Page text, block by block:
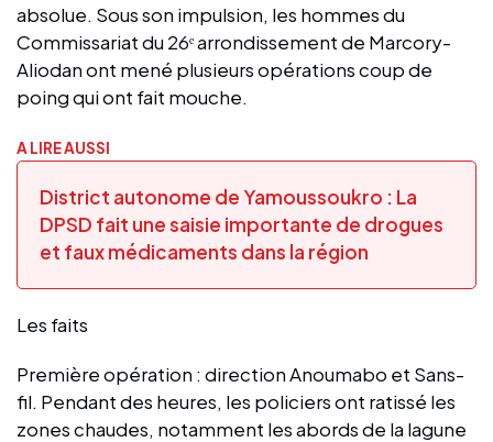
absolue. Sous son impulsion, les hommes du
Commissariat du 26ᵉ arrondissement de Marcory-
Aliodan ont mené plusieurs opérations coup de
poing qui ont fait mouche.
A LIRE AUSSI
District autonome de Yamoussoukro : La
DPSD fait une saisie importante de drogues
et faux médicaments dans la région
Les faits
Première opération : direction Anoumabo et Sans-
fil. Pendant des heures, les policiers ont ratissé les
zones chaudes, notamment les abords de la lagune